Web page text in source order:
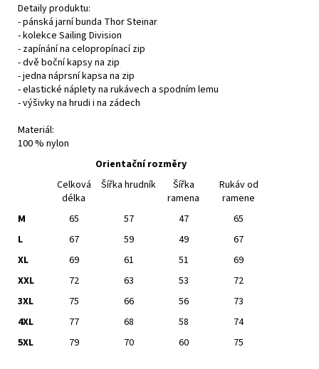
Detaily produktu:
- pánská jarní bunda Thor Steinar
- kolekce Sailing Division
- zapínání na celopropínací zip
- dvě boční kapsy na zip
- jedna náprsní kapsa na zip
- elastické náplety na rukávech a spodním lemu
- výšivky na hrudi i na zádech
Materiál:
100 % nylon
Orientační rozměry
Celková
délka
Šířka hrudník
Šířka
ramena
Rukáv od
ramene
M
65 57 47
65
L
67 59 49
67
XL
69 61 51
69
XXL
72 63 53
72
3XL
75 66 56
73
4XL
77 68 58
74
5XL
79 70 60 75